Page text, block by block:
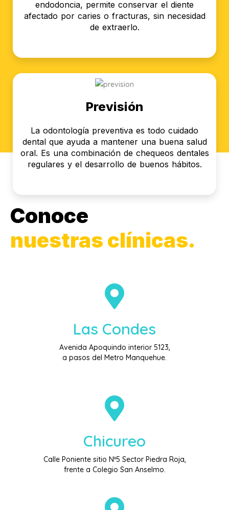
endodoncia, permite conservar el diente
afectado por caries o fracturas, sin necesidad
de extraerlo.
Previsión
La odontología preventiva es todo cuidado
dental que ayuda a mantener una buena salud
oral. Es una combinación de chequeos dentales
regulares y el desarrollo de buenos hábitos.
Conoce
nuestras clínicas.
Las Condes
Avenida Apoquindo interior 5123,
a pasos del Metro Manquehue.
Chicureo
Calle Poniente sitio Nº5 Sector Piedra Roja,
frente a Colegio San Anselmo.